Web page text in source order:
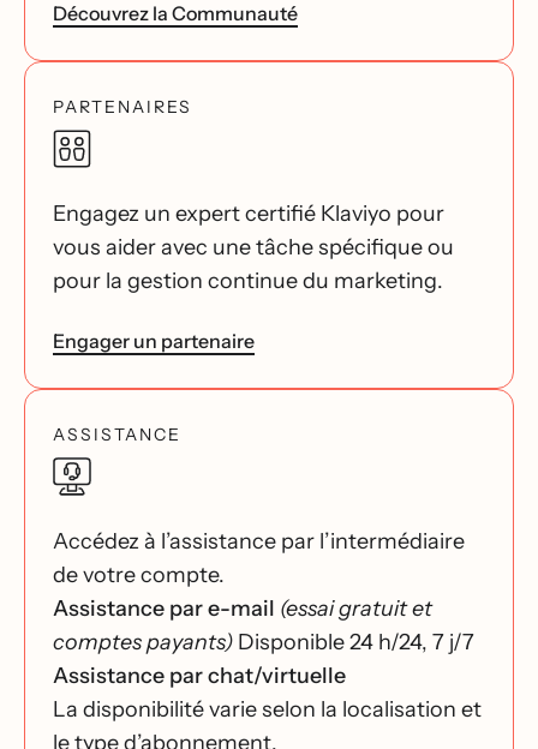
Découvrez la Communauté
PARTENAIRES
Engagez un expert certifié Klaviyo pour
vous aider avec une tâche spécifique ou
pour la gestion continue du marketing.
Engager un partenaire
ASSISTANCE
Accédez à l’assistance par l’intermédiaire
de votre compte.
Assistance par e-mail (essai gratuit et
comptes payants) Disponible 24 h/24, 7 j/7
Assistance par chat/virtuelle
La disponibilité varie selon la localisation et
le type d’abonnement.